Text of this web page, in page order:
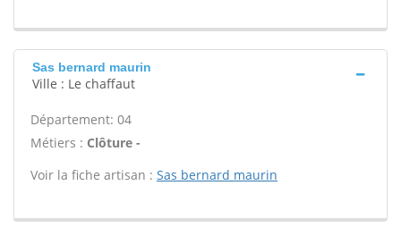
Sas bernard maurin
Ville : Le chaffaut
Département: 04
Métiers : Clôture -
Voir la fiche artisan : Sas bernard maurin